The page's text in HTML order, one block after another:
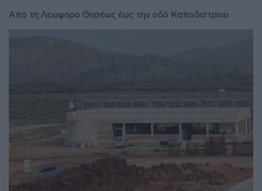
Από τη Λεωφόρο Θησέως έως την οδό Καποδιστρίου